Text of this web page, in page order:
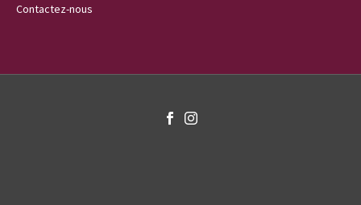
Contactez-nous